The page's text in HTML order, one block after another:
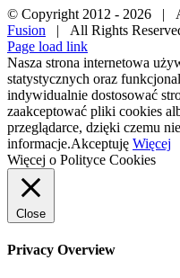
© Copyright 2012 - 2026 |
Fusion | All Rights
Facebook
X
Pinterest
Instagram
Page load link
Nasza strona internetowa
statystycznych oraz
indywidualnie dostosować
zaakceptować pliki cookies
przeglądarce, dzięki czemu
informacje.Akceptuję Więcej
Więcej o Polityce Cookies
Close
Privacy Overview